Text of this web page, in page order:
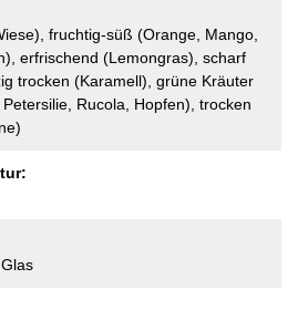
fruchtig-süß (Orange, Mango,
erfrischend (Lemongras), scharf
trocken (Karamell), grüne Kräuter
Rucola, Hopfen), trocken